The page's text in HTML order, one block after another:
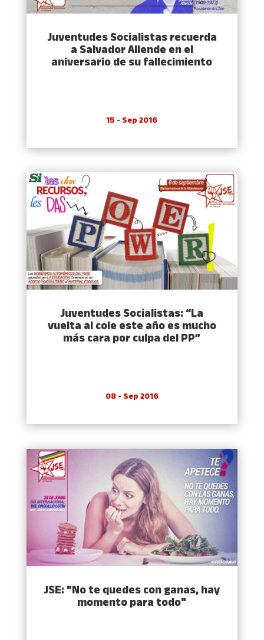
Juventudes Socialistas recuerda
a Salvador Allende en el
aniversario de su fallecimiento
15 - Sep 2016
Juventudes Socialistas: “La
vuelta al cole este año es mucho
más cara por culpa del PP”
08 - Sep 2016
JSE: "No te quedes con ganas, hay
momento para todo"